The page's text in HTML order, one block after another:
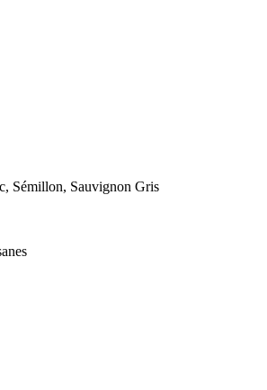
Sémillon, Sauvignon Gris